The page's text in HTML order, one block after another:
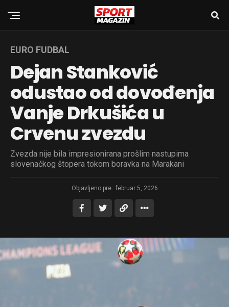
EURO FUDBAL
Dejan Stanković
odustao od dovođenja
Vanje Drkušića u
Crvenu zvezdu
Zvezda nije bila impresionirana prošlim nastupima
slovenačkog štopera tokom boravka na Marakani
Objavljeno pre: februar 5, 2026